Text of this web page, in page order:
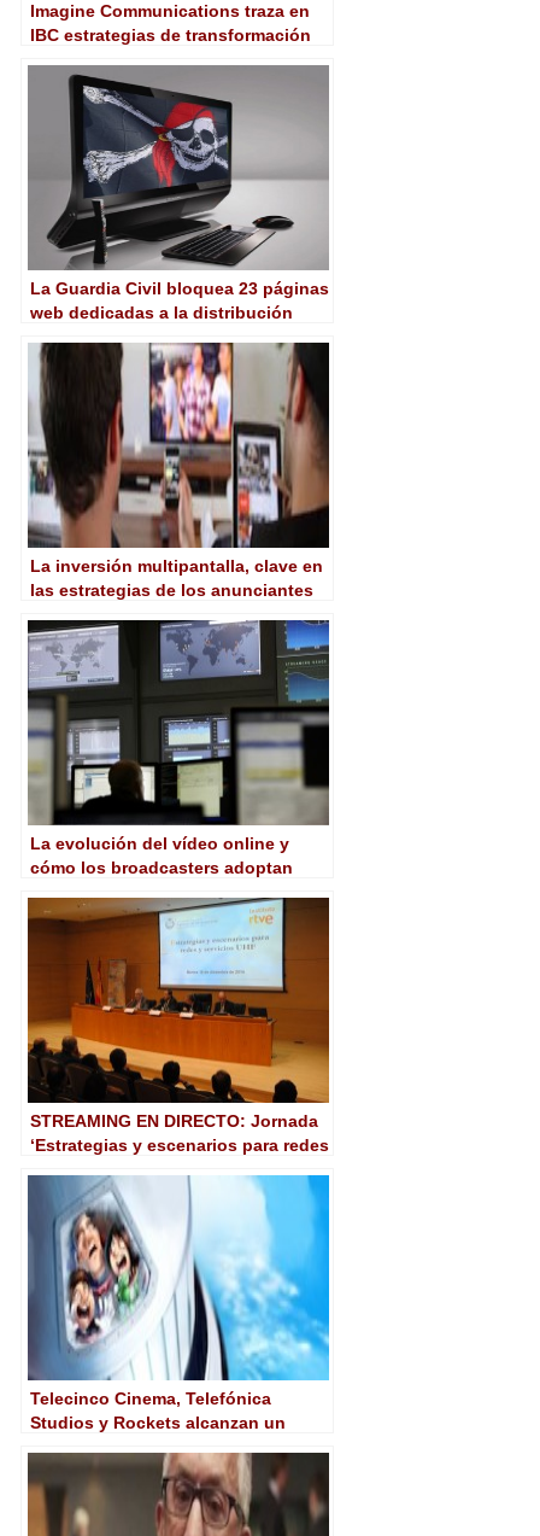
Imagine Communications traza en
IBC estrategias de transformación
La Guardia Civil bloquea 23 páginas
web dedicadas a la distribución
videojuegos
La inversión multipantalla, clave en
las estrategias de los anunciantes
La evolución del vídeo online y
cómo los broadcasters adoptan
STREAMING EN DIRECTO: Jornada
‘Estrategias y escenarios para redes
Telecinco Cinema, Telefónica
Studios y Rockets alcanzan un
distribución mundial de las nuevas
películas de Enrique Gato